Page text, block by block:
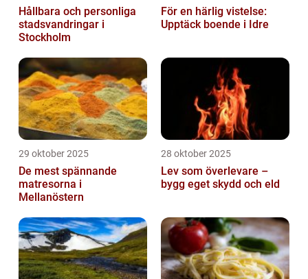
Hållbara och personliga
stadsvandringar i
Stockholm
För en härlig vistelse:
Upptäck boende i Idre
29 oktober 2025
De mest spännande
matresorna i
Mellanöstern
28 oktober 2025
Lev som överlevare –
bygg eget skydd och eld